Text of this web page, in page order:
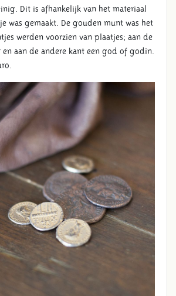
MUNTEN
Dit is afhankelijk van het materiaal
was gemaakt. De gouden munt was het
werden voorzien van plaatjes; aan de
en aan de andere kant een god of godin.